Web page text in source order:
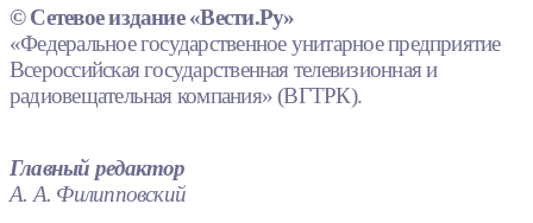
© Сетевое издание «Вести.Ру»
«Федеральное государственное унитарное предприятие
Всероссийская государственная телевизионная и
радиовещательная компания» (ВГТРК).
Главный редактор
А. А. Филипповский